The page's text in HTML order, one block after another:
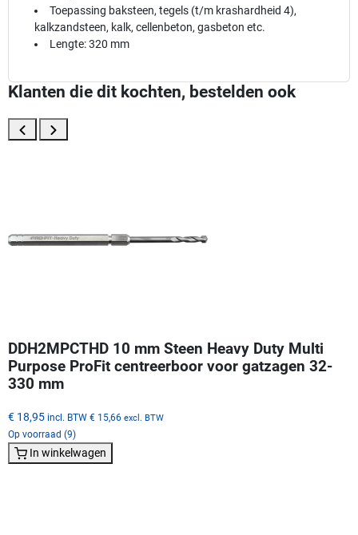
Toepassing baksteen, tegels (t/m krashardheid 4),
kalkzandsteen, kalk, cellenbeton, gasbeton etc.
Lengte: 320 mm
Klanten die dit kochten, bestelden ook
DDH2MPCTHD 10 mm Steen Heavy Duty Multi
Purpose ProFit centreerboor voor gatzagen 32-
330 mm
€ 18,95 incl. BTW € 15,66 excl. BTW
Op voorraad (9)
In winkelwagen